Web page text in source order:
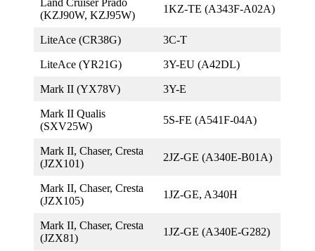
(KZJ90W, KZJ95W)
1KZ-TE (A343F-A02A)
LiteAce (CR38G) 3C-T
LiteAce (YR21G) 3Y-EU (A42DL)
Mark II (YX78V) 3Y-E
Mark II Qualis
(SXV25W)
5S-FE (A541F-04A)
Mark II, Chaser, Cresta
(JZX101)
2JZ-GE (A340E-B01A)
Mark II, Chaser, Cresta
(JZX105)
1JZ-GE, A340H
Mark II, Chaser, Cresta
(JZX81)
1JZ-GE (A340E-G282)